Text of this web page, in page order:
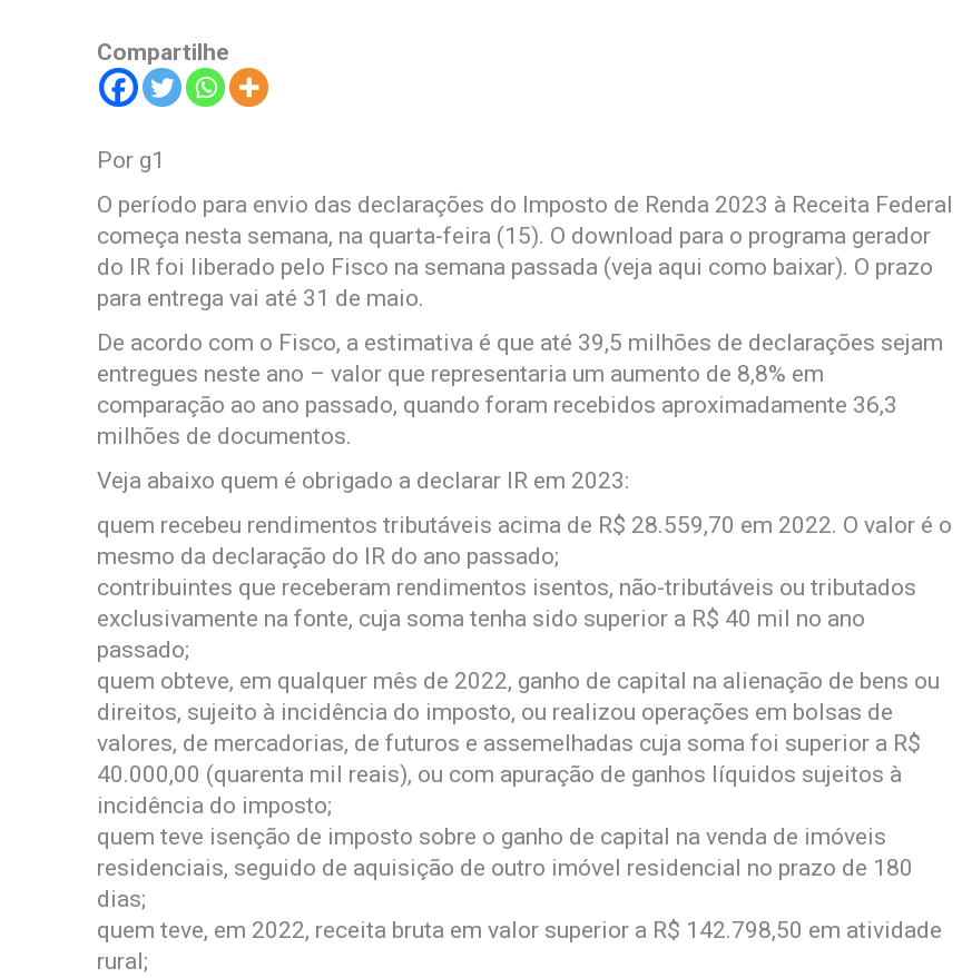
Compartilhe
Por g1
O período para envio das declarações do Imposto de Renda 2023 à Receita Federal
começa nesta semana, na quarta-feira (15). O download para o programa gerador
do IR foi liberado pelo Fisco na semana passada (veja aqui como baixar). O prazo
para entrega vai até 31 de maio.
De acordo com o Fisco, a estimativa é que até 39,5 milhões de declarações sejam
entregues neste ano – valor que representaria um aumento de 8,8% em
comparação ao ano passado, quando foram recebidos aproximadamente 36,3
milhões de documentos.
Veja abaixo quem é obrigado a declarar IR em 2023:
quem recebeu rendimentos tributáveis acima de R$ 28.559,70 em 2022. O valor é o
mesmo da declaração do IR do ano passado;
contribuintes que receberam rendimentos isentos, não-tributáveis ou tributados
exclusivamente na fonte, cuja soma tenha sido superior a R$ 40 mil no ano
passado;
quem obteve, em qualquer mês de 2022, ganho de capital na alienação de bens ou
direitos, sujeito à incidência do imposto, ou realizou operações em bolsas de
valores, de mercadorias, de futuros e assemelhadas cuja soma foi superior a R$
40.000,00 (quarenta mil reais), ou com apuração de ganhos líquidos sujeitos à
incidência do imposto;
quem teve isenção de imposto sobre o ganho de capital na venda de imóveis
residenciais, seguido de aquisição de outro imóvel residencial no prazo de 180
dias;
quem teve, em 2022, receita bruta em valor superior a R$ 142.798,50 em atividade
rural;